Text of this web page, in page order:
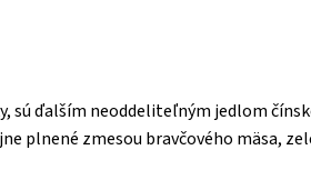
sú ďalším neoddeliteľným jedlom
plnené zmesou bravčového mäsa,